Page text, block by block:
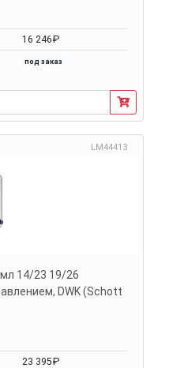
16 246₽
под заказ
LM44413
14/23 19/26
DWK (Schott
23 395₽